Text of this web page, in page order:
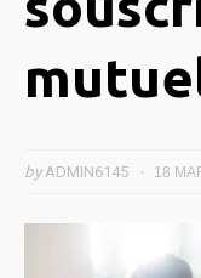
byADMIN6145 18